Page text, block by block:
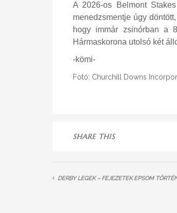
A 2026-os Belmont
menedzsmentje úgy
hogy immár zsinórban a
Hármaskorona utolsó két
-kömi-
Fotó: Churchill Downs
SHARE THIS
DERBY LEGEK – FEJEZETEK EPSOM